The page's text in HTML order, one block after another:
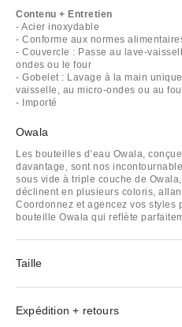
Contenu + Entretien
- Acier inoxydable
- Conforme aux normes
- Couvercle : Passe au lave-
ondes ou le four
- Gobelet : Lavage à la main
vaisselle, au micro-ondes ou au
- Importé
Owala
Les bouteilles d’eau Owala,
davantage, sont nos
sous vide à triple couche de
déclinent en plusieurs coloris,
Coordonnez et agencez vos styles
bouteille Owala qui reflète
Taille
Expédition + retours